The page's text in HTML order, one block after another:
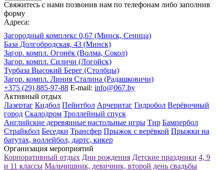
Свяжитесь с нами позвонив нам по телефонам либо заполнив
форму
Адреса:
Загородный комплекс 0,67 (Минск, Сеница)
База Долгобродская, 43 (Минск)
Загор. компл. Огонёк (Волма, Сокол)
Загор. компл. Силичи (Логойск)
Турбаза Высокий Берег (Столбцы)
Загор. компл. Линия Сталина (Радашковичи)
+375 (29) 885-97-88 E-mail: info@067.by
Активный отдых
Лазертаг Кидбол Пейнтбол Арчеритаг Гидробол Верёвочный
город Скалодром Троллейный спуск
Английские деревянные настольные игры Тир Бампербол
Страйкбол Беседки Трансфер Прыжок с верёвкой Прыжки на
батутах, воллейбол, дартс, кикер
Организация мероприятий
Корпоративный отдых Дни рождения Детские праздники 4, 9
и 11 классы Мальчишник, девичник, второй день свадьбы